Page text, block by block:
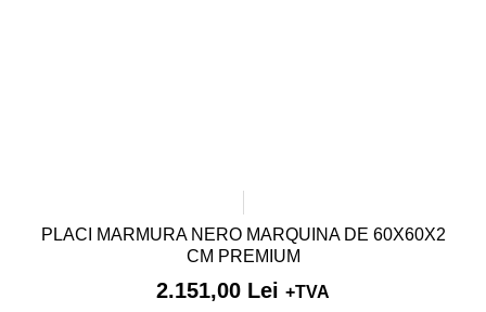
PLACI MARMURA NERO MARQUINA DE 60X60X2
CM PREMIUM
2.151,00 Lei +TVA